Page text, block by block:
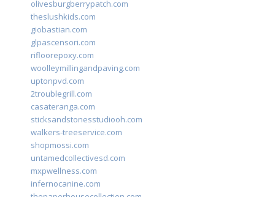
olivesburgberrypatch.com
theslushkids.com
giobastian.com
glpascensori.com
rifloorepoxy.com
woolleymillingandpaving.com
uptonpvd.com
2troublegrill.com
casateranga.com
sticksandstonesstudiooh.com
walkers-treeservice.com
shopmossi.com
untamedcollectivesd.com
mxpwellness.com
infernocanine.com